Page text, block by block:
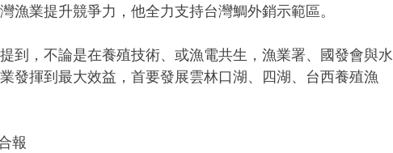
漁業提升競爭力，他全力支持台灣鯛外銷示範區。
到，不論是在養殖技術、或漁電共生，漁業署、國發會與水
發揮到最大效益，首要發展雲林口湖、四湖、台西養殖漁
報